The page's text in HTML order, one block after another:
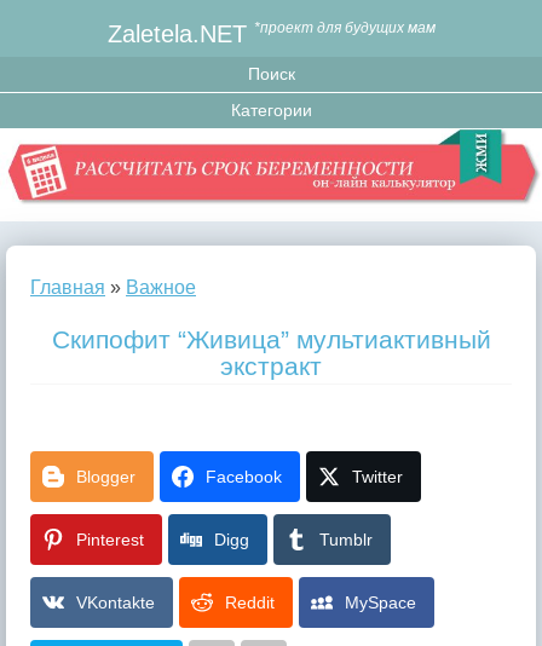
Zaletela.NET *проект для будущих мам
Главная » Важное
Скипофит “Живица” мультиактивный
экстракт
Blogger Facebook Twitter
Pinterest Digg Tumblr
VKontakte Reddit MySpace